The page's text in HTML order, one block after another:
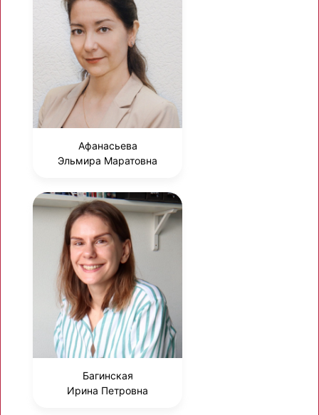
Афанасьева
Эльмира Маратовна
Багинская
Ирина Петровна